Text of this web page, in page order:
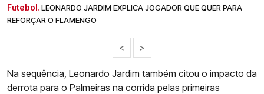
Futebol. LEONARDO JARDIM EXPLICA JOGADOR QUE QUER PARA
REFORÇAR O FLAMENGO
< >
Na sequência, Leonardo Jardim também citou o impacto da
derrota para o Palmeiras na corrida pelas primeiras